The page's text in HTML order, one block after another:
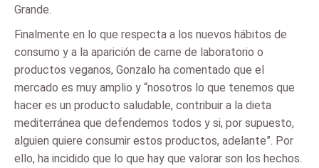
Grande.
Finalmente en lo que respecta a los nuevos hábitos de
consumo y a la aparición de carne de laboratorio o
productos veganos, Gonzalo ha comentado que el
mercado es muy amplio y “nosotros lo que tenemos que
hacer es un producto saludable, contribuir a la dieta
mediterránea que defendemos todos y si, por supuesto,
alguien quiere consumir estos productos, adelante”. Por
ello, ha incidido que lo que hay que valorar son los hechos.